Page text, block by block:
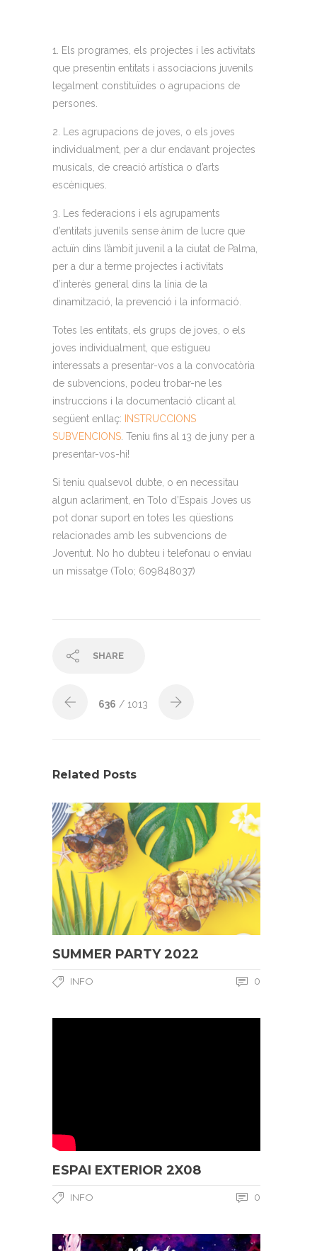
1. Els programes, els projectes i les activitats
que presentin entitats i associacions juvenils
legalment constituïdes o agrupacions de
persones.
2. Les agrupacions de joves, o els joves
individualment, per a dur endavant projectes
musicals, de creació artística o d’arts
escèniques.
3. Les federacions i els agrupaments
d’entitats juvenils sense ànim de lucre que
actuïn dins l’àmbit juvenil a la ciutat de Palma,
per a dur a terme projectes i activitats
d’interès general dins la línia de la
dinamització, la prevenció i la informació.
Totes les entitats, els grups de joves, o els
joves individualment, que estigueu
interessats a presentar-vos a la convocatòria
de subvencions, podeu trobar-ne les
instruccions i la documentació clicant al
següent enllaç:
INSTRUCCIONS
SUBVENCIONS . Teniu fins al 13 de juny per a
presentar-vos-hi!
Si teniu qualsevol dubte, o en necessitau
algun aclariment, en Tolo d’Espais Joves us
pot donar suport en totes les qüestions
relacionades amb les subvencions de
Joventut. No ho dubteu i telefonau o enviau
un missatge (Tolo; 609848037)
SHARE
636 / 1013
Related Posts
SUMMER PARTY 2022
INFO 0
ESPAI EXTERIOR 2X08
INFO 0